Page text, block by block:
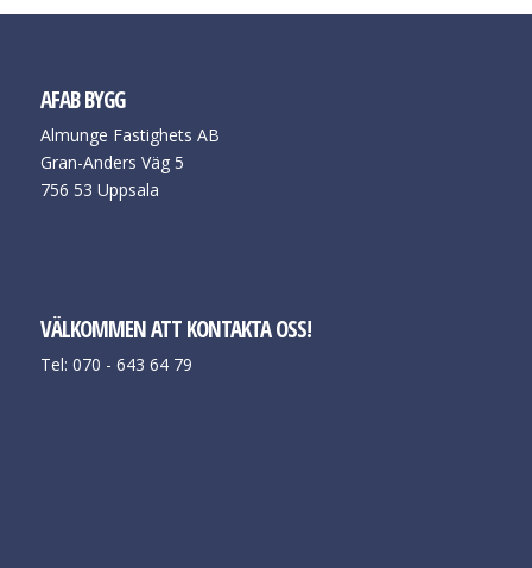
AFAB BYGG
Almunge Fastighets AB
Gran-Anders Väg 5
756 53 Uppsala
VÄLKOMMEN ATT KONTAKTA OSS!
Tel: 070 - 643 64 79